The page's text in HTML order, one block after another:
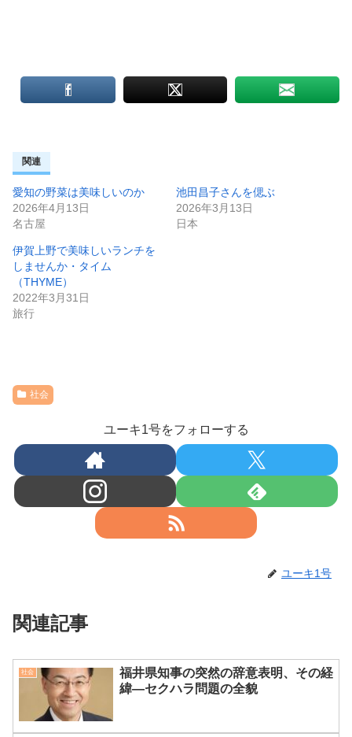
関連
愛知の野菜は美味しいのか
2026年4月13日
名古屋
池田昌子さんを偲ぶ
2026年3月13日
日本
伊賀上野で美味しいランチを
しませんか・タイム
（THYME）
2022年3月31日
旅行
社会
ユーキ1号をフォローする
ユーキ1号
関連記事
社会
福井県知事の突然の辞意表明、その経
緯―セクハラ問題の全貌